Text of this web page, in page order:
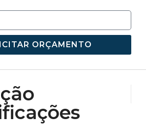
ORÇAMENTO